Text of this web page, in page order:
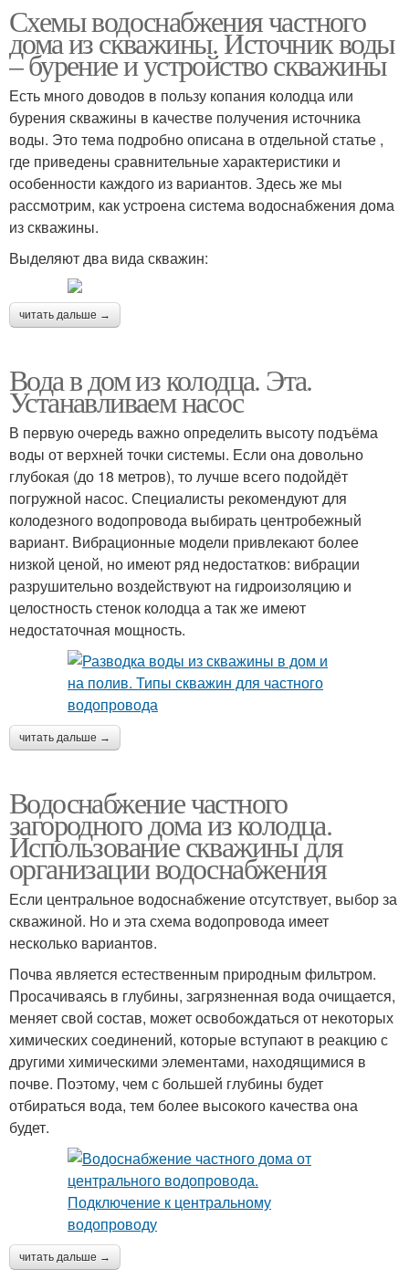
Схемы водоснабжения частного
дома из скважины. Источник воды
– бурение и устройство скважины
Есть много доводов в пользу копания колодца или
бурения скважины в качестве получения источника
воды. Это тема подробно описана в отдельной статье ,
где приведены сравнительные характеристики и
особенности каждого из вариантов. Здесь же мы
рассмотрим, как устроена система водоснабжения дома
из скважины.
Выделяют два вида скважин:
читать дальше →
Вода в дом из колодца. Эта.
Устанавливаем насос
В первую очередь важно определить высоту подъёма
воды от верхней точки системы. Если она довольно
глубокая (до 18 метров), то лучше всего подойдёт
погружной насос. Специалисты рекомендуют для
колодезного водопровода выбирать центробежный
вариант. Вибрационные модели привлекают более
низкой ценой, но имеют ряд недостатков: вибрации
разрушительно воздействуют на гидроизоляцию и
целостность стенок колодца а так же имеют
недостаточная мощность.
читать дальше →
Водоснабжение частного
загородного дома из колодца.
Использование скважины для
организации водоснабжения
Если центральное водоснабжение отсутствует, выбор за
скважиной. Но и эта схема водопровода имеет
несколько вариантов.
Почва является естественным природным фильтром.
Просачиваясь в глубины, загрязненная вода очищается,
меняет свой состав, может освобождаться от некоторых
химических соединений, которые вступают в реакцию с
другими химическими элементами, находящимися в
почве. Поэтому, чем с большей глубины будет
отбираться вода, тем более высокого качества она
будет.
читать дальше →